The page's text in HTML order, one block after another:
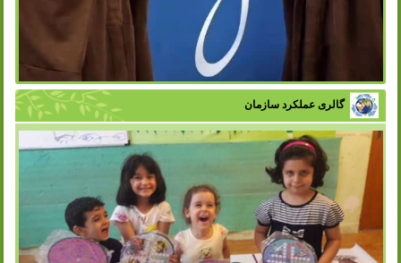
گالری عملکرد سازمان